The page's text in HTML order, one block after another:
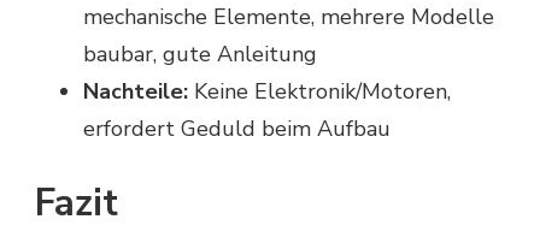
mechanische Elemente, mehrere Modelle
baubar, gute Anleitung
Nachteile: Keine Elektronik/Motoren,
erfordert Geduld beim Aufbau
Fazit